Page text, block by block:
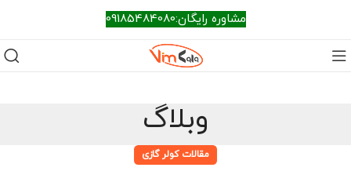
مشاوره رایگان:09185484080
وبلاگ
مقالات کولر گازی